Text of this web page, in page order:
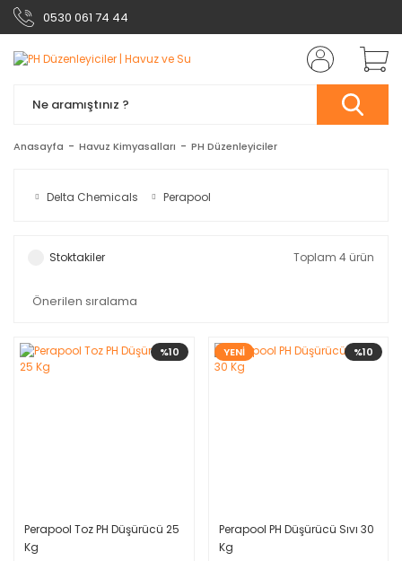
0530 061 74 44
Anasayfa Havuz Kimyasalları PH Düzenleyiciler
Delta Chemicals Perapool
Stoktakiler Toplam 4 ürün
%10
Perapool Toz PH Düşürücü 25
Kg
%10
YENİ
Perapool PH Düşürücü Sıvı 30
Kg